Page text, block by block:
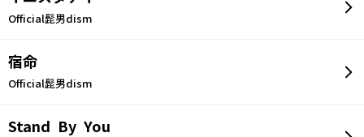
Official髭男dism
宿命
Official髭男dism
Stand By You